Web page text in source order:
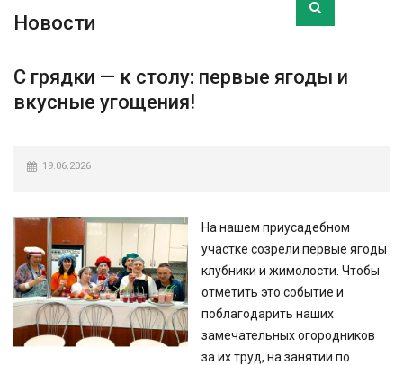
Новости
С грядки — к столу: первые ягоды и
вкусные угощения!
19.06.2026
На нашем приусадебном
участке созрели первые ягоды
клубники и жимолости. Чтобы
отметить это событие и
поблагодарить наших
замечательных огородников
за их труд, на занятии по